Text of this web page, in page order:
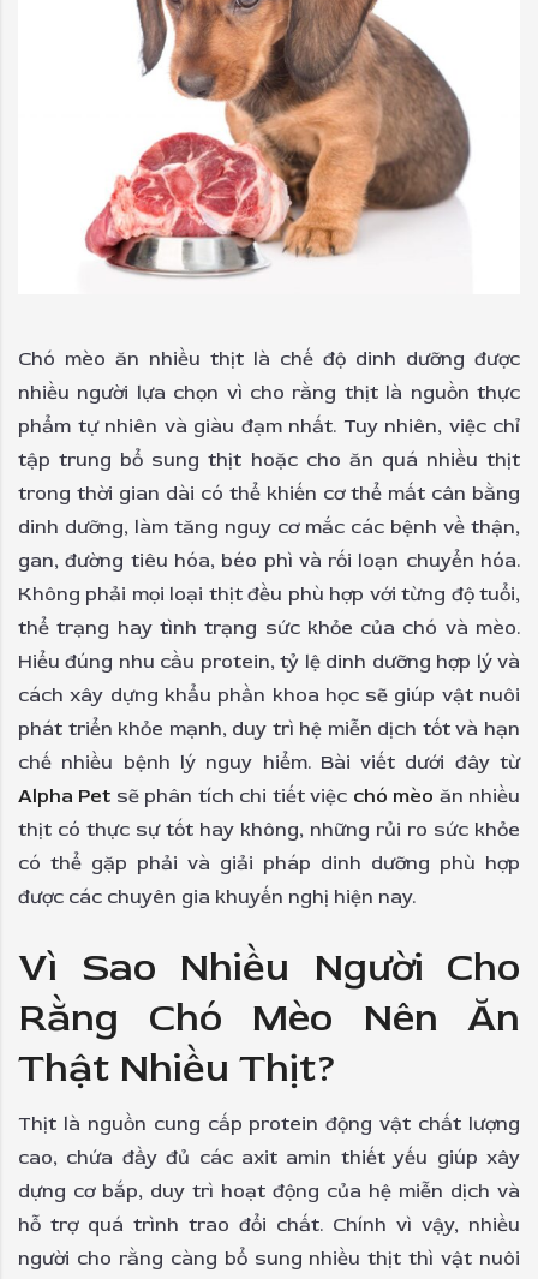
Chó mèo ăn nhiều thịt là chế độ dinh dưỡng được
nhiều người lựa chọn vì cho rằng thịt là nguồn thực
phẩm tự nhiên và giàu đạm nhất. Tuy nhiên, việc chỉ
tập trung bổ sung thịt hoặc cho ăn quá nhiều thịt
trong thời gian dài có thể khiến cơ thể mất cân bằng
dinh dưỡng, làm tăng nguy cơ mắc các bệnh về thận,
gan, đường tiêu hóa, béo phì và rối loạn chuyển hóa.
Không phải mọi loại thịt đều phù hợp với từng độ tuổi,
thể trạng hay tình trạng sức khỏe của chó và mèo.
Hiểu đúng nhu cầu protein, tỷ lệ dinh dưỡng hợp lý và
cách xây dựng khẩu phần khoa học sẽ giúp vật nuôi
phát triển khỏe mạnh, duy trì hệ miễn dịch tốt và hạn
chế nhiều bệnh lý nguy hiểm. Bài viết dưới đây từ
Alpha Pet sẽ phân tích chi tiết việc chó mèo ăn nhiều
thịt có thực sự tốt hay không, những rủi ro sức khỏe
có thể gặp phải và giải pháp dinh dưỡng phù hợp
được các chuyên gia khuyến nghị hiện nay.
Vì Sao Nhiều Người Cho
Rằng Chó Mèo Nên Ăn
Thật Nhiều Thịt?
Thịt là nguồn cung cấp protein động vật chất lượng
cao, chứa đầy đủ các axit amin thiết yếu giúp xây
dựng cơ bắp, duy trì hoạt động của hệ miễn dịch và
hỗ trợ quá trình trao đổi chất. Chính vì vậy, nhiều
người cho rằng càng bổ sung nhiều thịt thì vật nuôi